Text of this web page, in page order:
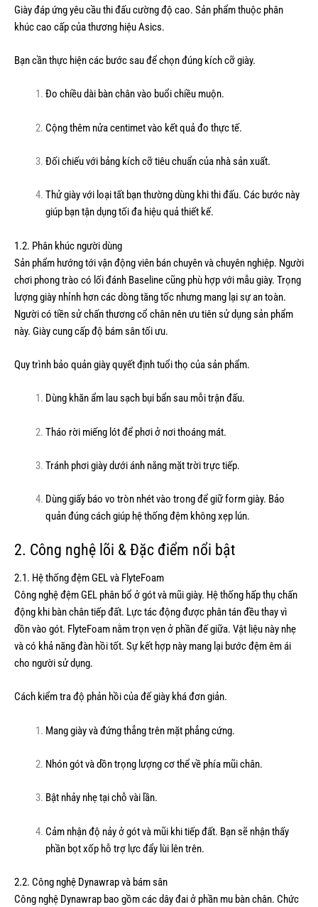
Giày đáp ứng yêu cầu thi đấu cường độ cao. Sản phẩm thuộc phân
khúc cao cấp của thương hiệu Asics.
Bạn cần thực hiện các bước sau để chọn đúng kích cỡ giày.
Đo chiều dài bàn chân vào buổi chiều muộn.
Cộng thêm nửa centimet vào kết quả đo thực tế.
Đối chiếu với bảng kích cỡ tiêu chuẩn của nhà sản xuất.
Thử giày với loại tất bạn thường dùng khi thi đấu. Các bước này
giúp bạn tận dụng tối đa hiệu quả thiết kế.
1.2. Phân khúc người dùng
Sản phẩm hướng tới vận động viên bán chuyên và chuyên nghiệp. Người
chơi phong trào có lối đánh Baseline cũng phù hợp với mẫu giày. Trọng
lượng giày nhỉnh hơn các dòng tăng tốc nhưng mang lại sự an toàn.
Người có tiền sử chấn thương cổ chân nên ưu tiên sử dụng sản phẩm
này. Giày cung cấp độ bám sân tối ưu.
Quy trình bảo quản giày quyết định tuổi thọ của sản phẩm.
Dùng khăn ẩm lau sạch bụi bẩn sau mỗi trận đấu.
Tháo rời miếng lót để phơi ở nơi thoáng mát.
Tránh phơi giày dưới ánh nắng mặt trời trực tiếp.
Dùng giấy báo vo tròn nhét vào trong để giữ form giày. Bảo
quản đúng cách giúp hệ thống đệm không xẹp lún.
2. Công nghệ lõi & Đặc điểm nổi bật
2.1. Hệ thống đệm GEL và FlyteFoam
Công nghệ đệm GEL phân bổ ở gót và mũi giày. Hệ thống hấp thụ chấn
động khi bàn chân tiếp đất. Lực tác động được phân tán đều thay vì
dồn vào gót. FlyteFoam nằm trọn vẹn ở phần đế giữa. Vật liệu này nhẹ
và có khả năng đàn hồi tốt. Sự kết hợp này mang lại bước đệm êm ái
cho người sử dụng.
Cách kiểm tra độ phản hồi của đế giày khá đơn giản.
Mang giày và đứng thẳng trên mặt phẳng cứng.
Nhón gót và dồn trọng lượng cơ thể về phía mũi chân.
Bật nhảy nhẹ tại chỗ vài lần.
Cảm nhận độ nảy ở gót và mũi khi tiếp đất. Bạn sẽ nhận thấy
phần bọt xốp hỗ trợ lực đẩy lùi lên trên.
2.2. Công nghệ Dynawrap và bám sân
Công nghệ Dynawrap bao gồm các dây đai ở phần mu bàn chân. Chức